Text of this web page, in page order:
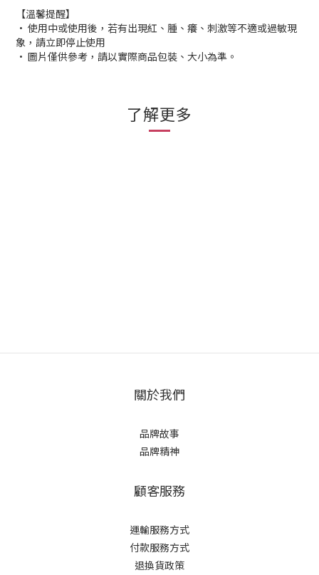
【溫馨提醒】
• 使用中或使用後，若有出現紅、腫、癢、刺激等不適或過敏現
象，請立即停止使用
• 圖片僅供參考，請以實際商品包裝、大小為準。
了解更多
關於我們
品牌故事
品牌精神
顧客服務
運輸服務方式
付款服務方式
退換貨政策